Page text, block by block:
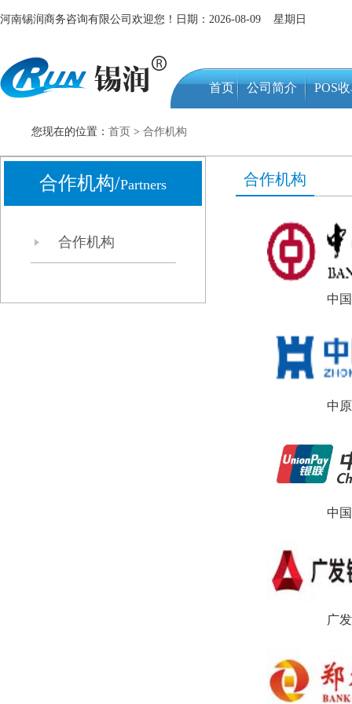
河南锡润商务咨询有限公司欢迎您！日期：2026-08-09 星期日
首页 公司简介 POS
您现在的位置： 首页 > 合作机构
合作机构/Partners
合作机构
合作机构
中
中
中
广